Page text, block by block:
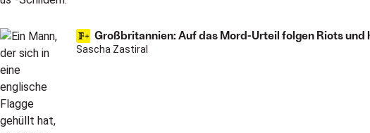
Großbritannien: Auf das Mord-Urteil folgen Riots und
Sascha Zastiral